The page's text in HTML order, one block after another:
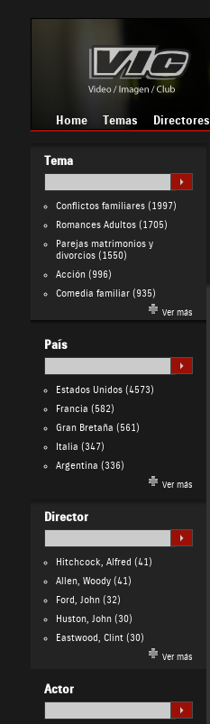
Home Temas Directores
Tema
Conflictos familiares(1997)
Romances Adultos(1705)
Parejas matrimonios y
divorcios(1550)
Acción(996)
Comedia familiar(935)
Ver más
País
Estados Unidos(4573)
Francia (582)
Gran Bretaña (561)
Italia (347)
Argentina (336)
Ver más
Director
Hitchcock, Alfred (41)
Allen, Woody(41)
Ford, John(32)
Huston, John(30)
Eastwood, Clint(30)
Ver más
Actor